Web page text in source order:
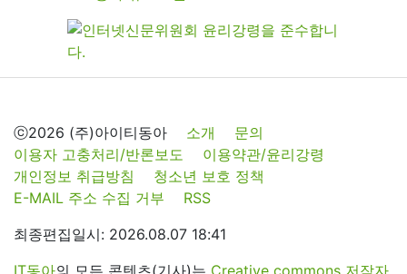
ⓒ2026 (주)아이티동아 소개
문의
이용자 고충처리/반론보도
이용약관/윤리강령
개인정보 취급방침
청소년 보호 정책
E-MAIL 주소 수집 거부
RSS
최종편집일시: 2026.08.07 18:41
IT동아의 모든 콘텐츠(기사)는 Creative commons 저작자